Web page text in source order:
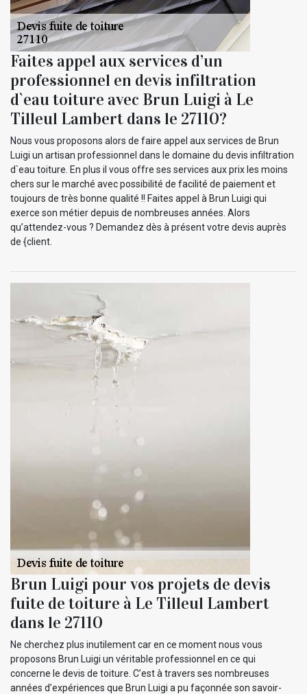
Faites appel aux services d’un
professionnel en devis infiltration
d`eau toiture avec Brun Luigi à Le
Tilleul Lambert dans le 27110?
Nous vous proposons alors de faire appel aux services de Brun
Luigi un artisan professionnel dans le domaine du devis infiltration
d`eau toiture. En plus il vous offre ses services aux prix les moins
chers sur le marché avec possibilité de facilité de paiement et
toujours de très bonne qualité !! Faites appel à Brun Luigi qui
exerce son métier depuis de nombreuses années. Alors
qu’attendez-vous ? Demandez dès à présent votre devis auprès
de {client.
Brun Luigi pour vos projets de devis
fuite de toiture à Le Tilleul Lambert
dans le 27110
Ne cherchez plus inutilement car en ce moment nous vous
proposons Brun Luigi un véritable professionnel en ce qui
concerne le devis de toiture. C’est à travers ses nombreuses
années d’expériences que Brun Luigi a pu façonnée son savoir-